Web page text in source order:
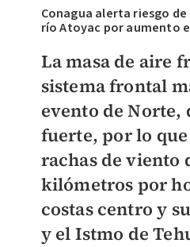
Conagua alerta riesgo
río Atoyac por aumento
La masa de aire
sistema frontal
evento de Norte,
fuerte, por lo
rachas de viento
kilómetros por
costas centro y
y el Istmo de